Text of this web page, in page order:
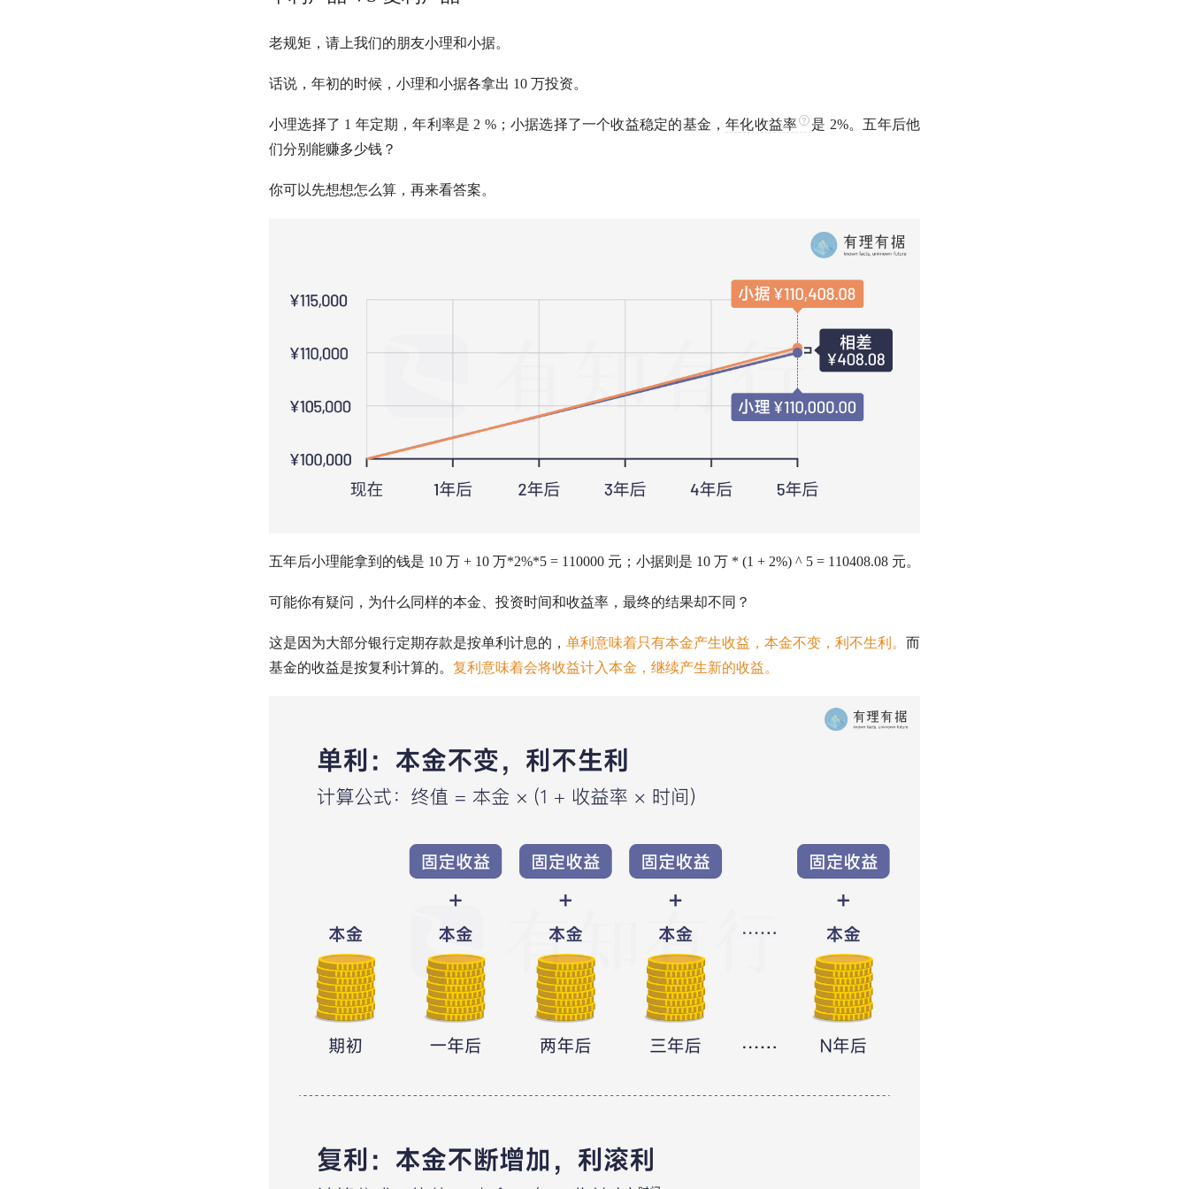
老规矩，请上我们的朋友小理和小据。
话说，年初的时候，小理和小据各拿出 10 万投资。
小理选择了 1 年定期，年利率是 2 %；小据选择了一个收益稳定的基金，年化收益率
是 2%。五年后他
们分别能赚多少钱？
你可以先想想怎么算，再来看答案。
五年后小理能拿到的钱是 10 万 + 10 万*2%*5 = 110000 元；小据则是 10 万 * (1 + 2%) ^ 5 = 110408.08 元。
可能你有疑问，为什么同样的本金、投资时间和收益率，最终的结果却不同？
这是因为大部分银行定期存款是按单利计息的， 单利意味着只有本金产生收益，本金不变，利不生利 。 而
基金的收益是按复利计算的。 复利意味着会将收益计入本金，继续产生新的收益。